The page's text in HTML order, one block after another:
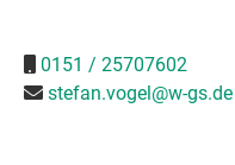
0151 / 25707602
stefan.vogel@w-gs.de